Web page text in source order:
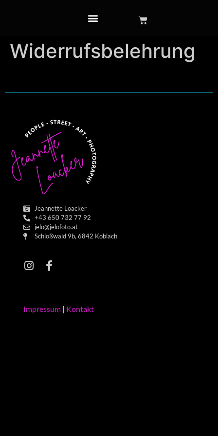
Widerrufsbelehrung
Jeannette Loacker
+43 650 732 77 92
jelo@jelofoto.at
Schloßwald 9b, 6842 Koblach
Impressum | Kontakt